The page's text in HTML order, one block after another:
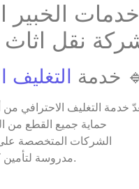
الخبير
نقل اثاث
خدمة التغليف
خدمة التغليف الاحترافي
حماية جميع القطع من
الشركات المتخصصة على
مدروسة لتأمين كل قطعة حسب نوعها وحساسيتها.